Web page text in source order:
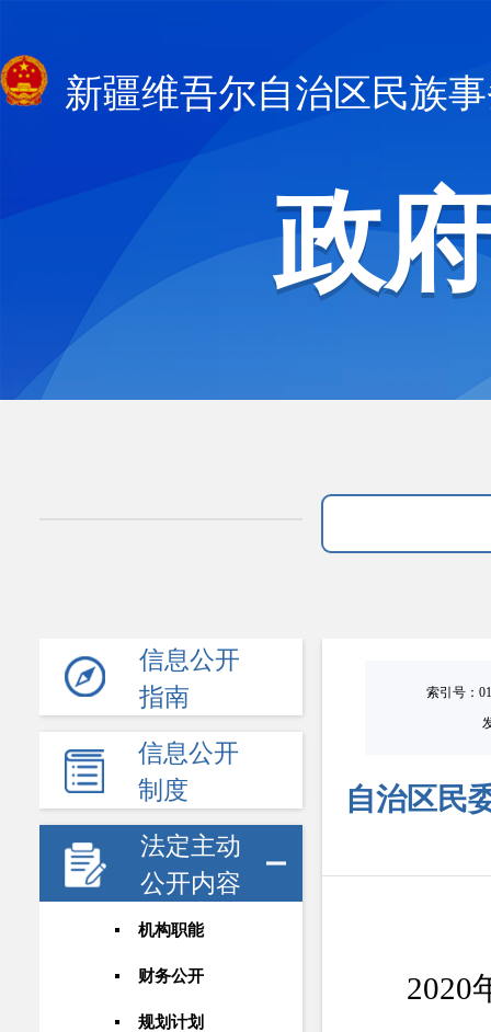
新疆维吾尔自治区民族
政
信息公开
指南
信息公开
制度
法定主动
公开内容
机构职能
财务公开
规划计划
索引号：
自治区民
2020